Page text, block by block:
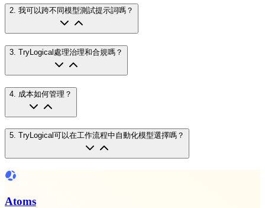
2. 我可以跨不同模型測試提示詞嗎？
3 TryLogical處理治理和合規嗎？
4 成本如何管理？
5. TryLogical可以在工作流程中自動化模型選擇嗎？
Atoms